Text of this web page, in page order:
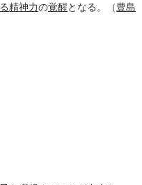
精神力の覚醒となる。（豊島